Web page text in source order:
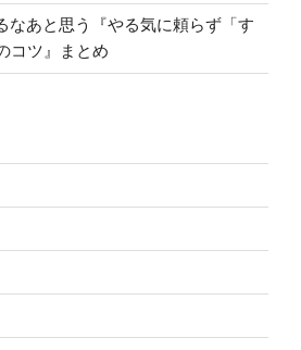
なあと思う『やる気に頼らず「す
コツ』まとめ